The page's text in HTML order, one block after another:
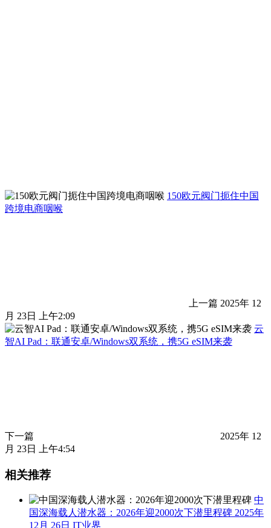
150欧元阀门扼住中国
跨境电商咽喉
上一篇 2025年 12
月 23日 上午2:09
云
智AI Pad：联通安卓/Windows双系统，携5G eSIM来袭
下一篇
2025年 12
月 23日 上午4:54
相关推荐
中
国深海载人潜水器：2026年迎2000次下潜里程碑 2025年
12月 26日 IT业界